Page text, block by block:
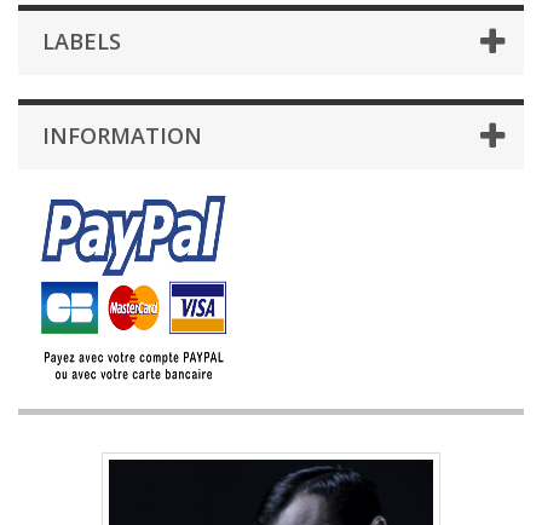
LABELS
INFORMATION